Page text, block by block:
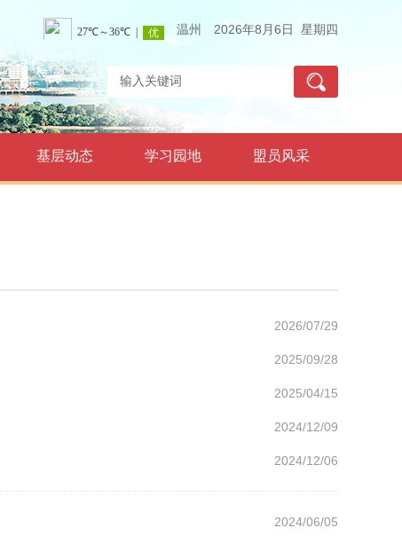
温州 2026年8月6日 星期四
基层动态 学习园地 盟员风采
2026/07/29
2025/09/28
2025/04/15
2024/12/09
2024/12/06
2024/06/05